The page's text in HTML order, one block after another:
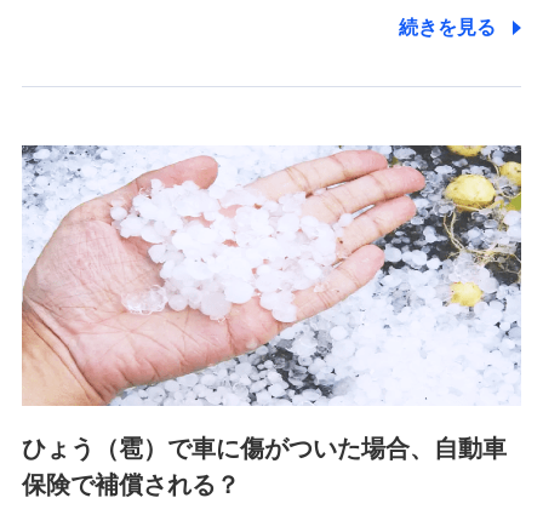
郵便、電話、およびＥメール等により、当社と取引のあるも
た維持管理等の委託業務遂行のため、またそれらに付帯、関
連する当社および提携会社のサービスを案内、提供するため
（なお、当社は複数の保険会社と取引があり、取得した個人
情報を取引のある他の保険会社の商品・サービスをご提案す
るために利用させていただくことがあります。）
上記に係る連絡・手続き・管理等付帯業務を行うため
3.セミナー募集サイトから取得した個人情報
各種セミナーの案内、開催のため
上記に係る連絡・手続き・管理等付帯業務を行うため
4.家族・友達紹介にて取得した個人情報
被紹介者への連絡、及び当社と取引のあるもしくは委託を受
けている保険会社・提携会社の保険その他に関する情報を提
続きを見る
ひょう（雹）で車に傷がついた場合、自動車
保険で補償される？